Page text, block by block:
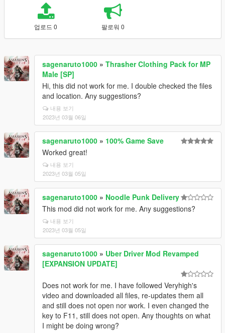
업로드 0 팔로워 0
sagenaruto1000 » Thrasher Clothing Pack for MP
Male [SP]
Hi, this did not work for me. I double checked the files
and location. Any suggestions?
내용 보기
2023년 03월 06일
sagenaruto1000 » 100% Game Save
Worked great!
내용 보기
2023년 03월 05일
sagenaruto1000 » Noodle Punk Delivery
This mod did not work for me. Any suggestions?
내용 보기
2023년 03월 05일
sagenaruto1000 » Uber Driver Mod Revamped
[EXPANSION UPDATE]
Does not work for me. I have followed Veryhigh's
video and downloaded all files, re-updates them all
and still does not open nor work. I even changed the
key to F11, still does not open. Any thoughts on what
I might be doing wrong?